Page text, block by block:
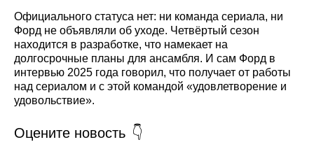
Официального статуса нет: ни команда сериала, ни
Форд не объявляли об уходе. Четвёртый сезон
находится в разработке, что намекает на
долгосрочные планы для ансамбля. И сам Форд в
интервью 2025 года говорил, что получает от работы
над сериалом и с этой командой «удовлетворение и
удовольствие».
Оцените новость